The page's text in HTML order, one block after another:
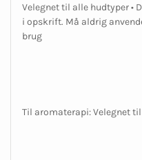
Velegnet til alle hudtyper •
i opskrift. Må aldrig
brug
Til aromaterapi: Velegnet